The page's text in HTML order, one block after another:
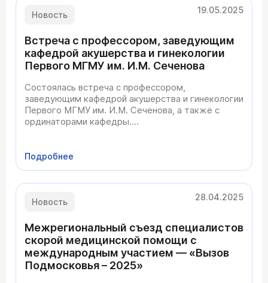
Новость 19.05.2025
Встреча с профессором, заведующим
кафедрой акушерства и гинекологии
Первого МГМУ им. И.М. Сеченова
Состоялась встреча с профессором,
заведующим кафедрой акушерства и гинекологии
Первого МГМУ им. И.М. Сеченова, а также с
ординаторами кафедры.
профессионального развития молодых
Подробнее
Новость 28.04.2025
Межрегиональный съезд специалистов
скорой медицинской помощи с
международным участием — «Вызов
Подмосковья – 2025»